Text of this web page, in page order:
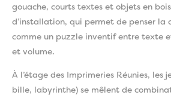
gouache, courts textes et objets en
d’installation, qui permet de penser la
comme un puzzle inventif entre texte
et volume.
À l’étage des Imprimeries Réunies, les
bille, labyrinthe) se mêlent de